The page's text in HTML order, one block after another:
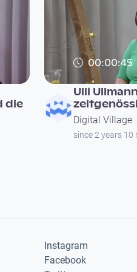
die
00:00:45
Ulli
Digital Village
since 2 years 10
Instagram
Facebook